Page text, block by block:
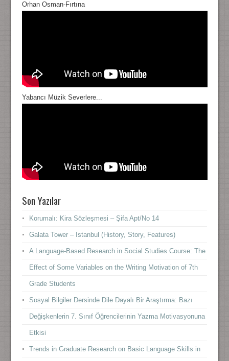
Orhan Osman-Fırtına
Yabancı Müzik Severlere...
Son Yazılar
Korumalı: Kira Sözleşmesi – Şifa Apt/No 14
Galata Tower – Istanbul (History, Story, Features)
A Language-Based Research in Social Studies Course: The
Effect of Some Variables on the Writing Motivation of 7th
Grade Students
Sosyal Bilgiler Dersinde Dile Dayalı Bir Araştırma: Bazı
Değişkenlerin 7. Sınıf Öğrencilerinin Yazma Motivasyonuna
Etkisi
Trends in Graduate Research on Basic Language Skills in